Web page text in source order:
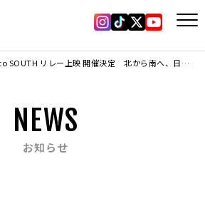
Instagram
Tiktok
X
リレー上映 開催決定 北から南へ、日本をつなぐ映画祭コラボレーション
NEWS
お知らせ